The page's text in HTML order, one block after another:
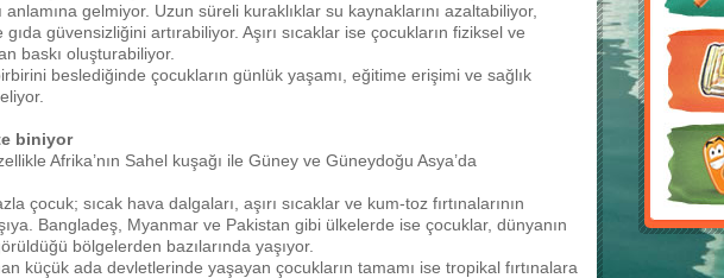
anlamına gelmiyor. Uzun süreli kuraklıklar su kaynaklarını azaltabiliyor,
güvensizliğini artırabiliyor. Aşırı sıcaklar ise çocukların fiziksel ve
baskı oluşturabiliyor.
beslediğinde çocukların günlük yaşamı, eğitime erişimi ve sağlık
biniyor
Afrika’nın Sahel kuşağı ile Güney ve Güneydoğu Asya’da
çocuk; sıcak hava dalgaları, aşırı sıcaklar ve kum-toz fırtınalarının
Bangladeş, Myanmar ve Pakistan gibi ülkelerde ise çocuklar, dünyanın
bölgelerden bazılarında yaşıyor.
küçük ada devletlerinde yaşayan çocukların tamamı ise tropikal fırtınalara